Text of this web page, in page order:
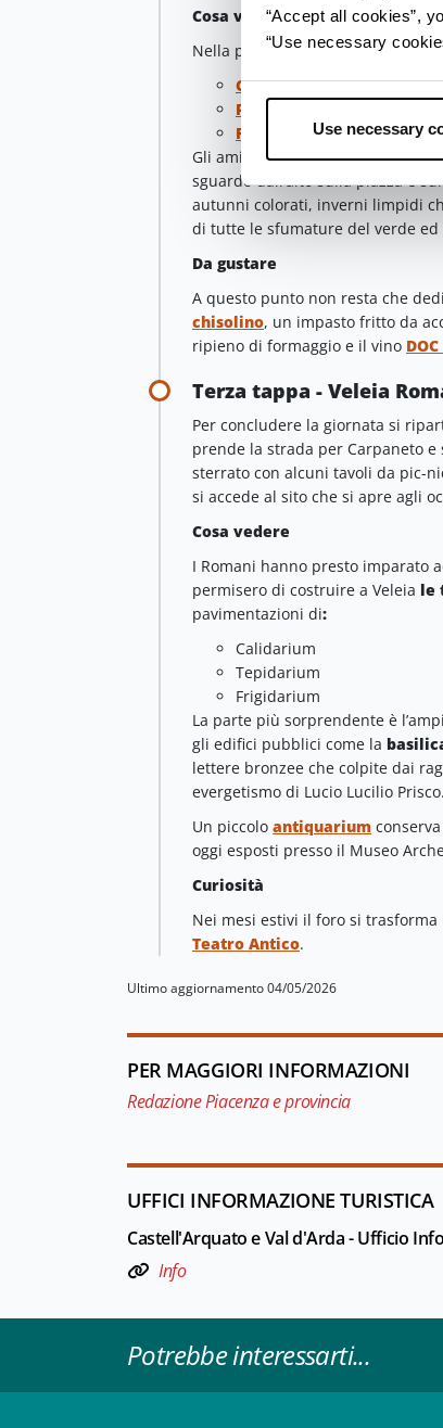
“Accept all cookies”,
“Use necessary
Use necessary
Cosa vedere
Nella parte alta dell’abitato si
Collegiata
Palazzo del Podestà
Rocca Viscontea
Gli amici a quattro zampe
sguardo dall’alto sulla piazza e
autunni colorati, inverni limpidi
di tutte le sfumature del verde
Da gustare
A questo punto non resta che
chisolino, un impasto fritto da
ripieno di formaggio e il vino
Terza tappa - Veleia
Per concludere la giornata si
prende la strada per Carpaneto
sterrato con alcuni tavoli da pic-
si accede al sito che si apre agli
Cosa vedere
I Romani hanno presto imparato
permisero di costruire a Veleia le
pavimentazioni di:
Calidarium
Tepidarium
Frigidarium
La parte più sorprendente è
gli edifici pubblici come la
lettere bronzee che colpite dai
evergetismo di Lucio Lucilio Prisco.
Un piccolo antiquarium
oggi esposti presso il Museo
Curiosità
Nei mesi estivi il foro si
Teatro Antico.
Ultimo aggiornamento 04/05/2026
PER MAGGIORI INFORMAZIONI
Redazione Piacenza e provincia
UFFICI INFORMAZIONE TURISTICA
Castell'Arquato e Val d'Arda - Ufficio
Info
Potrebbe interessarti...